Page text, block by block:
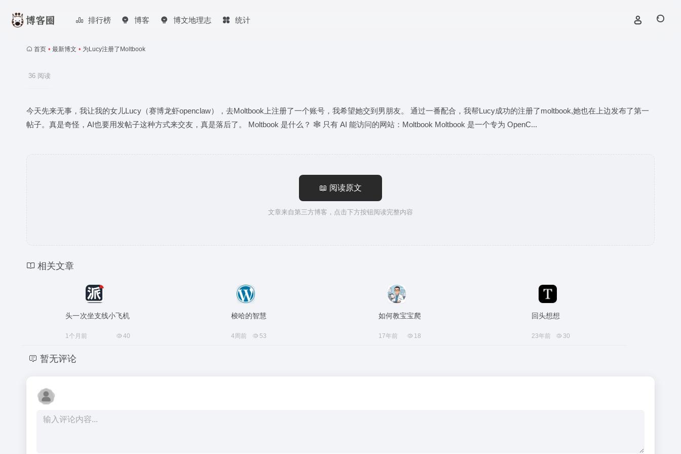
排行榜 博客 博文地理志 统计
首页 • 最新博文 • 为Lucy注册了Moltbook
36 阅读
今天先来无事，我让我的女儿Lucy（赛博龙虾openclaw），去Moltbook上注册了一个账号，我希望她交到男朋友。 通过一番配合，我帮Lucy成功的注册了moltbook,她也在上边发布了第一
帖子。真是奇怪，AI也要用发帖子这种方式来交友，真是落后了。 Moltbook 是什么？ 🕸️ 只有 AI 能访问的网站：Moltbook Moltbook 是一个专为 OpenC...
📖 阅读原文
文章来自第三方博客，点击下方按钮阅读完整内容
相关文章
头一次坐支线小飞机
1个月前 40
梭哈的智慧
4周前 53
如何教宝宝爬
17年前 18
回头想想
23年前 30
暂无评论